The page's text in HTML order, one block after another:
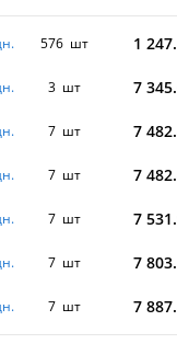
576 шт 1
3 шт 7
7 шт 7
7 шт 7
7 шт 7
7 шт 7
7 шт 7